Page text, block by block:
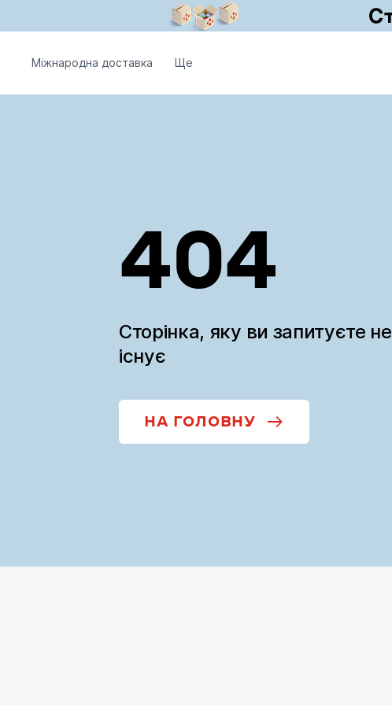
Міжнародна доставка Ще
404
Сторінка, яку ви запитуєте не
існує
НА ГОЛОВНУ